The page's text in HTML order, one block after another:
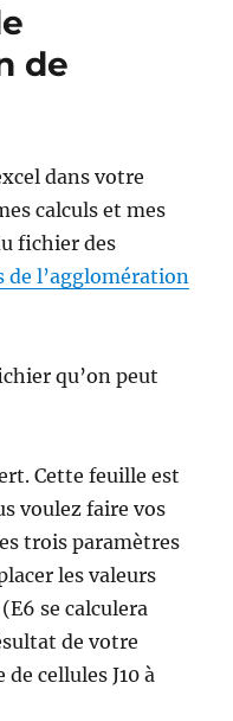
de
dans votre
calculs et mes
fichier des
de l’agglomération
qu’on peut
Cette feuille est
voulez faire vos
trois paramètres
les valeurs
se calculera
de votre
cellules J10 à